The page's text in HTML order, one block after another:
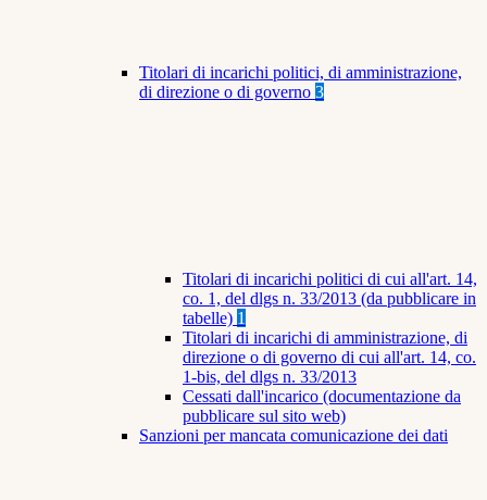
Titolari di incarichi politici, di amministrazione,
di direzione o di governo 3
Titolari di incarichi politici di cui all'art. 14,
co. 1, del dlgs n. 33/2013 (da pubblicare in
tabelle) 1
Titolari di incarichi di amministrazione, di
direzione o di governo di cui all'art. 14, co.
1-bis, del dlgs n. 33/2013
Cessati dall'incarico (documentazione da
pubblicare sul sito web)
Sanzioni per mancata comunicazione dei dati